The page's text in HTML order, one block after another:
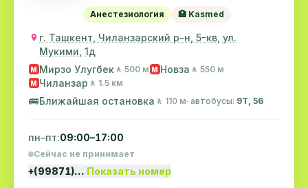
Анестезиология 🏥 Kasmed
г. Ташкент, Чиланзарский р-н, 5-кв, ул.
Мукими, 1д
M Мирзо Улугбек 🚶 500 м M Новза 🚶 550 м
M Чиланзар 🚶 1.5 км
🚌Ближайшая остановка 🚶 110 м· автобусы: 9Т, 56
пн–пт:09:00–17:00
Сейчас не принимает
+(99871)… Показать номер